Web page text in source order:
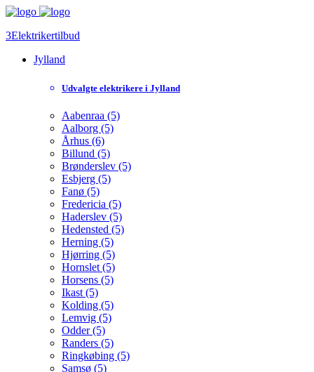
3Elektrikertilbud
Jylland
Udvalgte elektrikere i Jylland
Aabenraa (5)
Aalborg (5)
Århus (6)
Billund (5)
Brønderslev (5)
Esbjerg (5)
Fanø (5)
Fredericia (5)
Haderslev (5)
Hedensted (5)
Herning (5)
Hjørring (5)
Hornslet (5)
Horsens (5)
Ikast (5)
Kolding (5)
Lemvig (5)
Odder (5)
Randers (5)
Ringkøbing (5)
Samsø (5)